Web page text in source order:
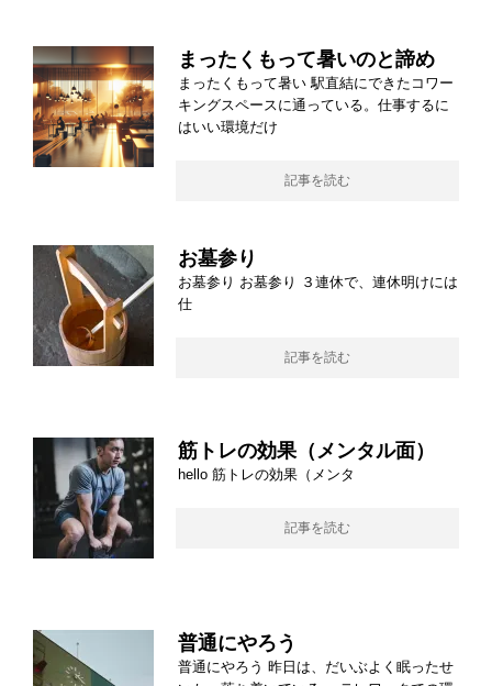
まったくもって暑いのと諦め
まったくもって暑い 駅直結にできたコワー
キングスペースに通っている。仕事するに
はいい環境だけ
記事を読む
お墓参り
お墓参り お墓参り ３連休で、連休明けには
仕
記事を読む
筋トレの効果（メンタル面）
hello 筋トレの効果（メンタ
記事を読む
普通にやろう
普通にやろう 昨日は、だいぶよく眠ったせ